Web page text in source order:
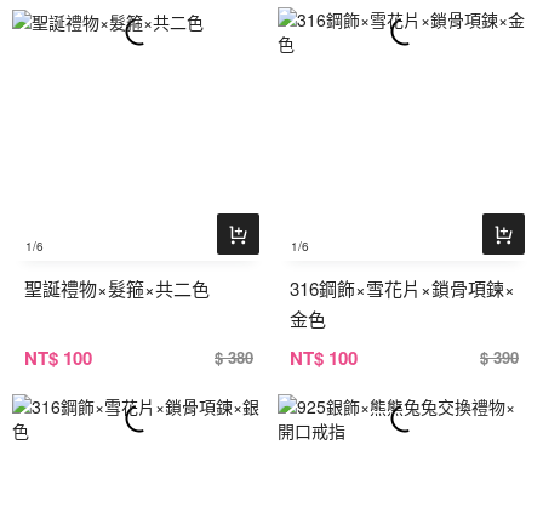
1/6
聖誕禮物×髮箍×共二色
NT$ 100 $ 380
1/6
316鋼飾×雪花片×鎖骨項鍊×
金色
NT$ 100 $ 390